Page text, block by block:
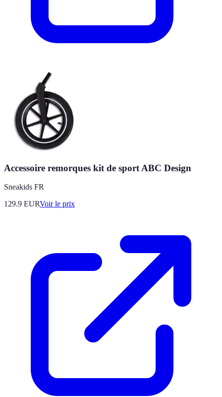
Accessoire remorques kit de sport ABC Design
Sneakids FR
129.9 EURVoir le prix